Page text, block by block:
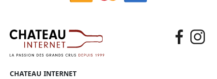
CHATEAU INTERNET